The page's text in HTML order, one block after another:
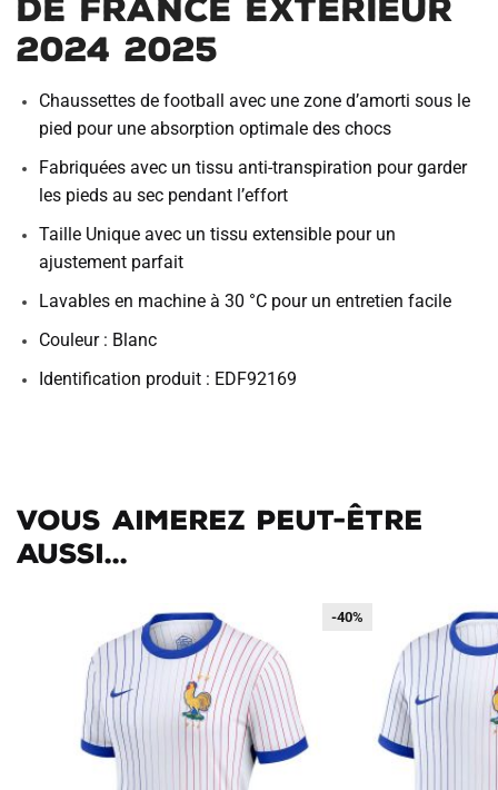
de France Exterieur
2024 2025
Chaussettes de football avec une zone d’amorti sous le
pied pour une absorption optimale des chocs
Fabriquées avec un tissu anti-transpiration pour garder
les pieds au sec pendant l’effort
Taille Unique avec un tissu extensible pour un
ajustement parfait
Lavables en machine à 30 °C pour un entretien facile
Couleur : Blanc
Identification produit : EDF92169
Vous aimerez peut-être
aussi...
-40%
-40%